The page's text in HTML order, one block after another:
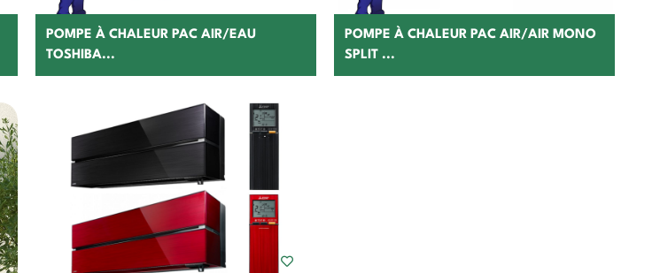
POMPE À CHALEUR PAC AIR/EAU
TOSHIBA...
POMPE À CHALEUR PAC AIR/AIR MONO
SPLIT ...
Choisir